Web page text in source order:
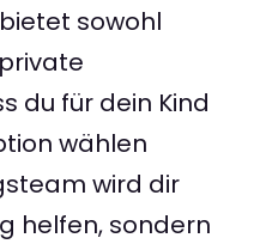
sowohl
du für dein Kind
wählen
wird dir
helfen, sondern